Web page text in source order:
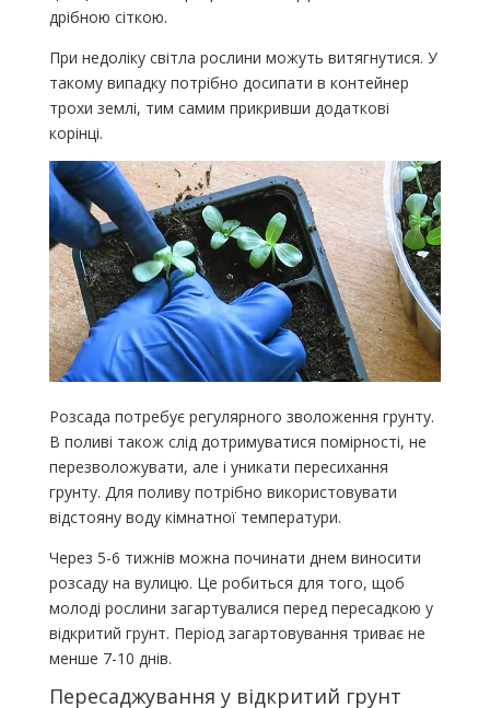
дрібною сіткою.
При недоліку світла рослини можуть витягнутися. У
такому випадку потрібно досипати в контейнер
трохи землі, тим самим прикривши додаткові
корінці.
Розсада потребує регулярного зволоження грунту.
В поливі також слід дотримуватися помірності, не
перезволожувати, але і уникати пересихання
грунту. Для поливу потрібно використовувати
відстояну воду кімнатної температури.
Через 5-6 тижнів можна починати днем виносити
розсаду на вулицю. Це робиться для того, щоб
молоді рослини загартувалися перед пересадкою у
відкритий грунт. Період загартовування триває не
менше 7-10 днів.
Пересаджування у відкритий грунт